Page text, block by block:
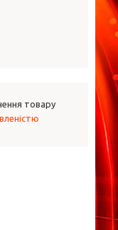
товару